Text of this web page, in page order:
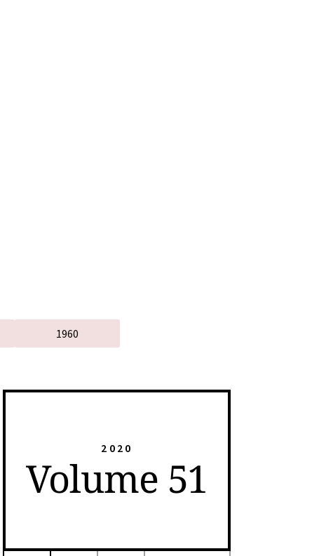
1960
2020
Volume 51